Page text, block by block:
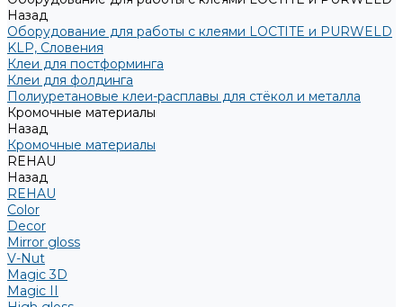
Назад
Оборудование для работы с клеями LOCTITE и PURWELD
KLP, Словения
Клеи для постформинга
Клеи для фолдинга
Полиуретановые клеи-расплавы для стёкол и металла
Кромочные материалы
Назад
Кромочные материалы
REHAU
Назад
REHAU
Color
Decor
Mirror gloss
V-Nut
Magic 3D
Magic II